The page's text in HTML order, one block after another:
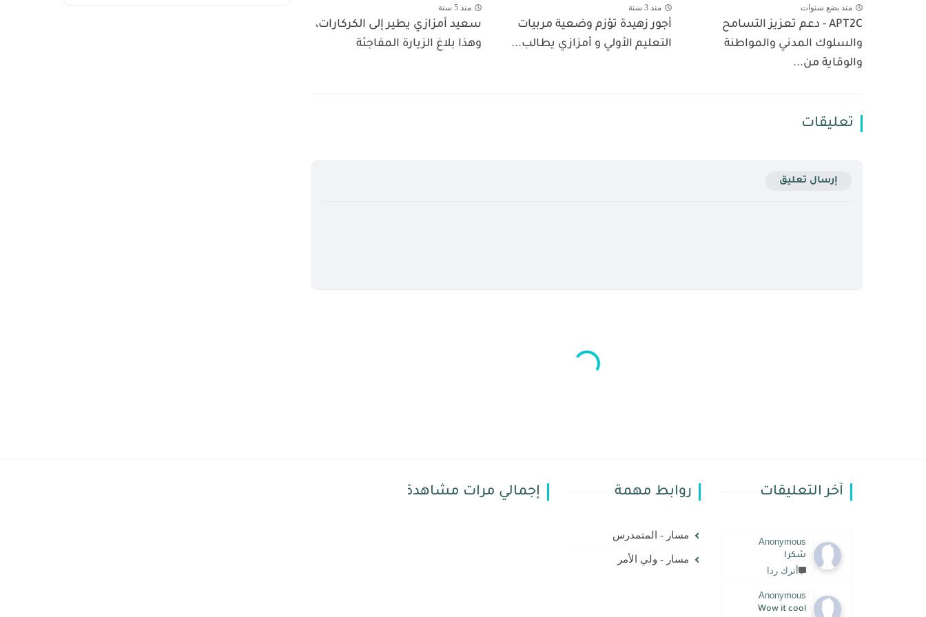
منذ بضع سنوات
APT2C - دعم تعزيز التسامح
والسلوك المدني والمواطنة
والوقاية من...
منذ 3 سنة
أجور زهيدة تؤزم وضعية مربيات
التعليم الأولي و أمزازي يطالب...
منذ 5 سنة
سعيد أمزازي يطير إلى الكركارات،
وهذا بلاغ الزيارة المفاجئة
تعليقات
إرسال تعليق
آخر التعليقات
Anonymous
شكرا
أترك ردا
Anonymous
Wow it cool
روابط مهمة
مسار - المتمدرس
مسار - ولي الأمر
إجمالي مرات مشاهدة الصفحة